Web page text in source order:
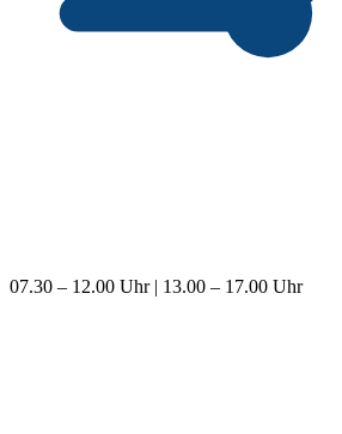
07.30 – 12.00 Uhr | 13.00 – 17.00 Uhr